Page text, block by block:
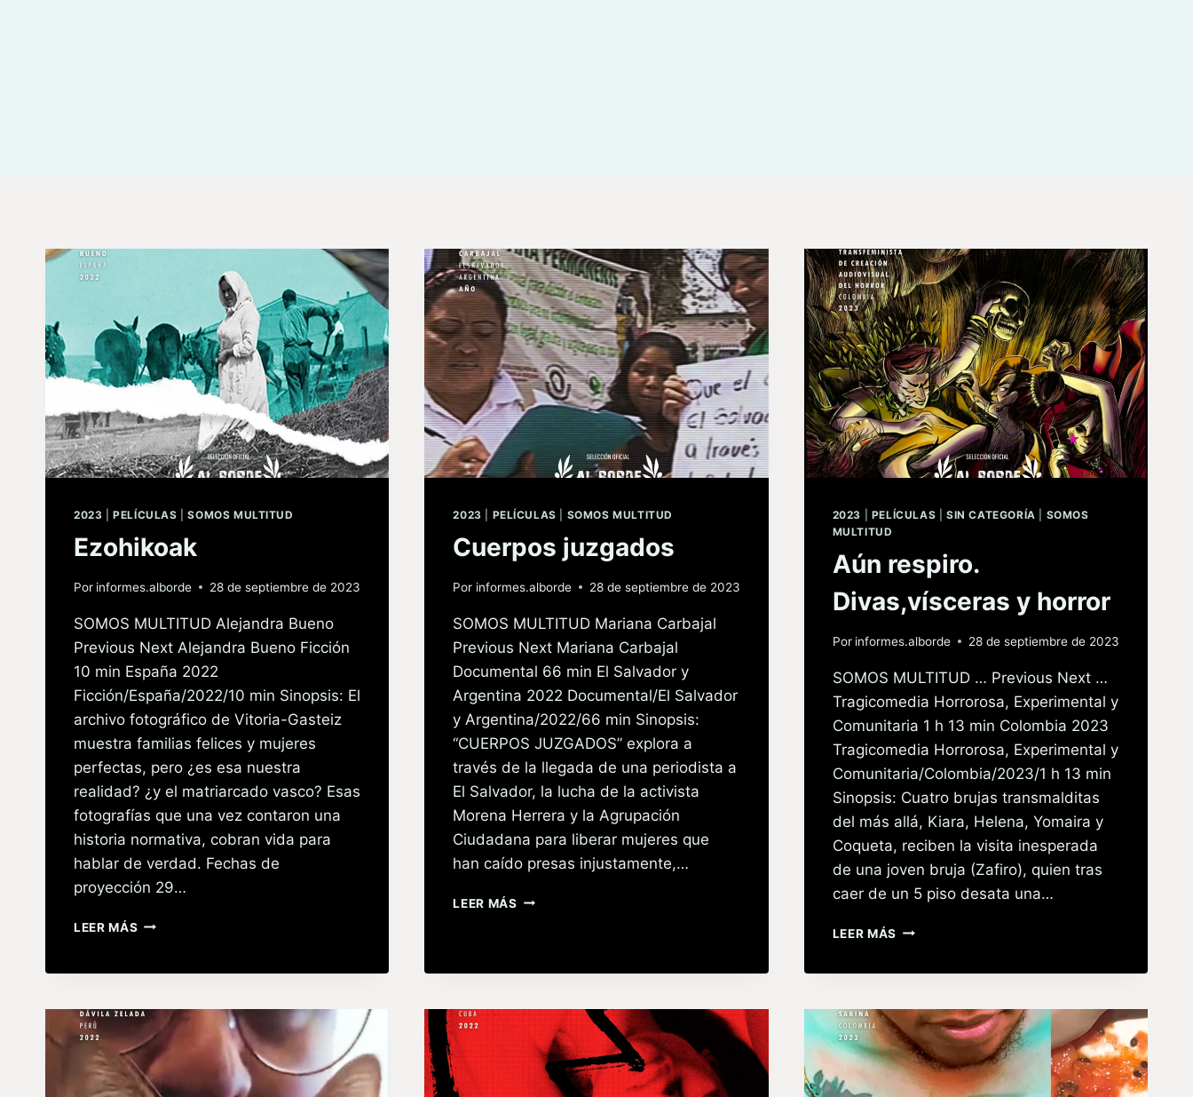
2023 |PELÍCULAS |SOMOS MULTITUD
Ezohikoak
Por informes.alborde 28 de septiembre de 2023
SOMOS MULTITUD Alejandra Bueno
Previous Next Alejandra Bueno Ficción
10 min España 2022
Ficción/España/2022/10 min Sinopsis: El
archivo fotográfico de Vitoria-Gasteiz
muestra familias felices y mujeres
perfectas, pero ¿es esa nuestra
realidad? ¿y el matriarcado vasco? Esas
fotografías que una vez contaron una
historia normativa, cobran vida para
hablar de verdad. Fechas de
proyección 29…
LEER MÁS
2023 PELÍCULAS SOMOS MULTITUD
Cuerpos juzgados
Por informes.alborde 28 de septiembre de 2023
SOMOS MULTITUD Mariana Carbajal
Previous Next Mariana Carbajal
Documental 66 min El Salvador y
Argentina 2022 Documental/El Salvador
y Argentina/2022/66 min Sinopsis:
“CUERPOS JUZGADOS” explora a
través de la llegada de una periodista a
El Salvador, la lucha de la activista
Morena Herrera y la Agrupación
Ciudadana para liberar mujeres que
han caído presas injustamente,…
LEER MÁS
2023 PELÍCULAS SIN CATEGORÍA
SOMOS
MULTITUD
Aún respiro.
Divas,vísceras y horror
Por informes.alborde 28 de septiembre de 2023
SOMOS MULTITUD … Previous Next …
Tragicomedia Horrorosa, Experimental y
Comunitaria 1 h 13 min Colombia 2023
Tragicomedia Horrorosa, Experimental y
Comunitaria/Colombia/2023/1 h 13 min
Sinopsis: Cuatro brujas transmalditas
del más allá, Kiara, Helena, Yomaira y
Coqueta, reciben la visita inesperada
de una joven bruja (Zafiro), quien tras
caer de un 5 piso desata una…
LEER MÁS